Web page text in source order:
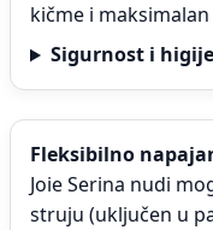
kičme i
Sigurnost i
Fleksibilno
Joie Serina nudi
struju (uključen u